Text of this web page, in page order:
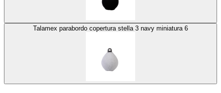
Talamex parabordo copertura stella 3 navy miniatura 6